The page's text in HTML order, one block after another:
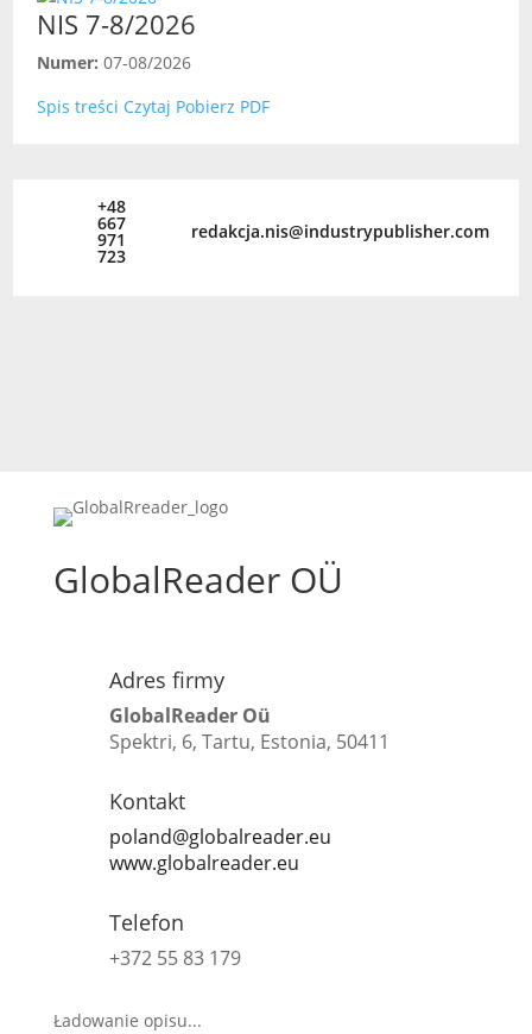
NIS 7-8/2026
Numer: 07-08/2026
Spis treści Czytaj Pobierz PDF
+48
667
971
723
redakcja.nis@industrypublisher.com
GlobalReader OÜ
Adres firmy
GlobalReader Oü
Spektri, 6, Tartu, Estonia, 50411
Kontakt
poland@globalreader.eu
www.globalreader.eu
Telefon
+372 55 83 179
Ładowanie opisu...